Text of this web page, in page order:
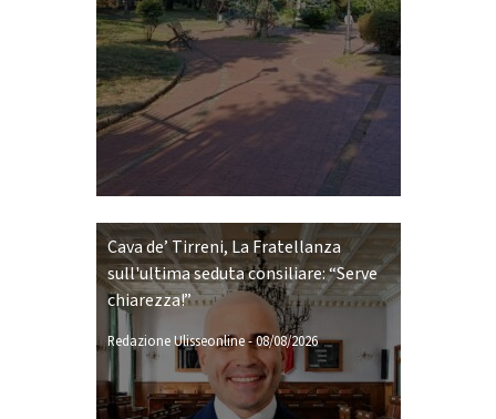
Cava de’ Tirreni, La Fratellanza
sull'ultima seduta consiliare: “Serve
chiarezza!”
Redazione Ulisseonline-08/08/2026